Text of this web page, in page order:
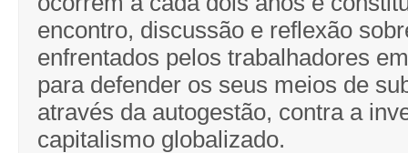
encontro, discussão e reflexão
enfrentados pelos trabalhadores
para defender os seus meios de
através da autogestão, contra a
capitalismo globalizado.